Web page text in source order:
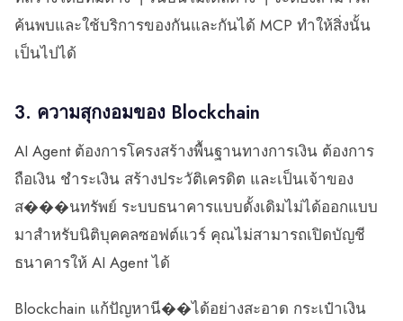
ค้นพบและใช้บริการของกันและกันได้ MCP ทำให้สิ่งนั้น
เป็นไปได้
3. ความสุกงอมของ Blockchain
AI Agent ต้องการโครงสร้างพื้นฐานทางการเงิน ต้องการ
ถือเงิน ชำระเงิน สร้างประวัติเครดิต และเป็นเจ้าของ
ส���นทรัพย์ ระบบธนาคารแบบดั้งเดิมไม่ได้ออกแบบ
มาสำหรับนิติบุคคลซอฟต์แวร์ คุณไม่สามารถเปิดบัญชี
ธนาคารให้ AI Agent ได้
Blockchain แก้ปัญหานี��ได้อย่างสะอาด กระเป๋าเงิน